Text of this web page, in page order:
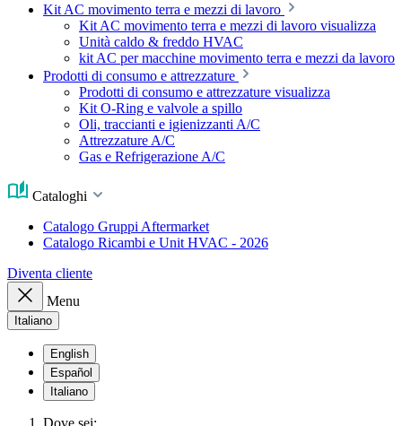
Kit AC movimento terra e mezzi di lavoro
Kit AC movimento terra e mezzi di lavoro visualizza
Unità caldo & freddo HVAC
kit AC per macchine movimento terra e mezzi da lavoro
Prodotti di consumo e attrezzature
Prodotti di consumo e attrezzature visualizza
Kit O-Ring e valvole a spillo
Oli, traccianti e igienizzanti A/C
Attrezzature A/C
Gas e Refrigerazione A/C
Cataloghi
Catalogo Gruppi Aftermarket
Catalogo Ricambi e Unit HVAC - 2026
Diventa cliente
Menu
Italiano
English
Español
Italiano
Dove sei: